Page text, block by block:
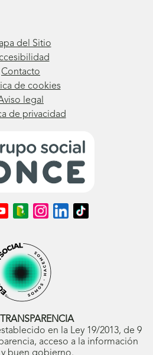
del Sitio
Contacto
de cookies
legal
de privacidad
Síguenos
en
Blog
ONCE
(se
abrirá
en
ventana
Síguenos
en
abrirá
en
ventana
nueva)
Síguenos
en
Síguenos
en
en la Ley 19/2013, de 9
acceso a la información